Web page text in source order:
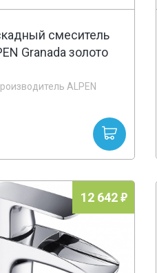
смеситель
Granada золото
ALPEN
12 642